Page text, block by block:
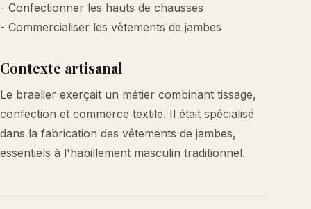
- Confectionner les hauts de chausses
- Commercialiser les vêtements de jambes
Contexte artisanal
Le braelier exerçait un métier combinant tissage,
confection et commerce textile. Il était spécialisé
dans la fabrication des vêtements de jambes,
essentiels à l'habillement masculin traditionnel.